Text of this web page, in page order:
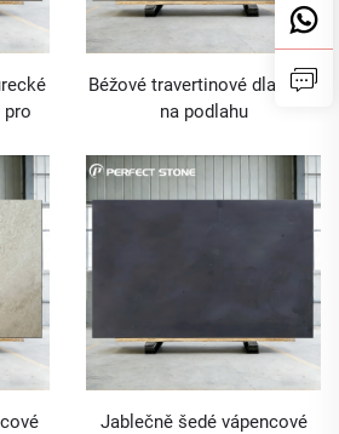
pro
Béžové travertinové dlaždice
na podlahu
Jablečně šedé vápencové